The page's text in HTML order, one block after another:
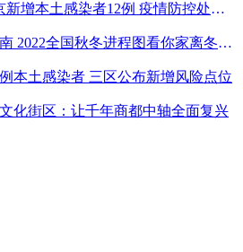
19日0时至15时北京新增本土感染者12例 疫情防控处关键时刻
秋天的脚步抵达华南 2022全国秋冬进程图看你家离冬天有多远
本土感染者 三区公布新增风险点位
化街区：让千年商都中轴全面复兴